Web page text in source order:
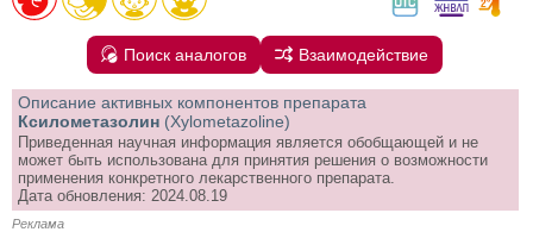
Поиск аналогов Взаимодействие
Описание активных компонентов препарата
Ксилометазолин (Xylometazoline)
Приведенная научная информация является обобщающей и не
может быть использована для принятия решения о возможности
применения конкретного лекарственного препарата.
Дата обновления: 2024.08.19
Реклама